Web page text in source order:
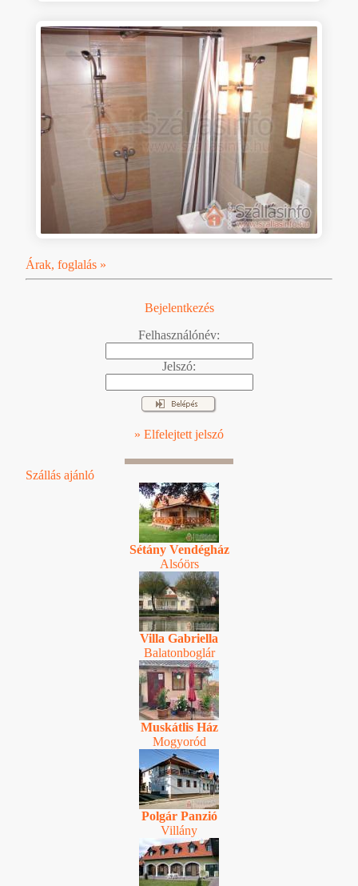
Árak, foglalás »
Bejelentkezés
Felhasználónév:
Jelszó:
» Elfelejtett jelszó
Szállás ajánló
Sétány Vendégház
Alsóörs
Villa Gabriella
Balatonboglár
Muskátlis Ház
Mogyoród
Polgár Panzió
Villány